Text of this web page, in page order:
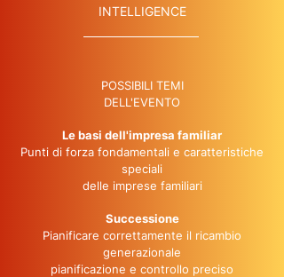
INTELLIGENCE
POSSIBILI TEMI
DELL'EVENTO
Le basi dell'impresa familiar
Punti di forza fondamentali e caratteristiche
speciali
delle imprese familiari
Successione
Pianificare correttamente il ricambio
generazionale
pianificazione e controllo preciso